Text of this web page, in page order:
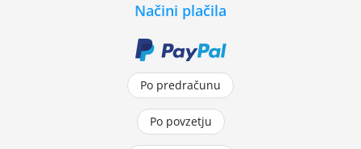
Načini plačila
Po predračunu
Po povzetju